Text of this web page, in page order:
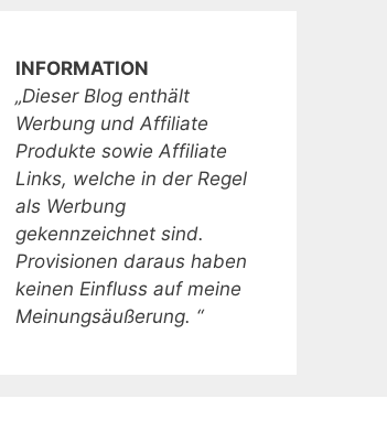
INFORMATION
„Dieser Blog enthält
Werbung und Affiliate
Produkte sowie Affiliate
Links, welche in der Regel
als Werbung
gekennzeichnet sind.
Provisionen daraus haben
keinen Einfluss auf meine
Meinungsäußerung. “